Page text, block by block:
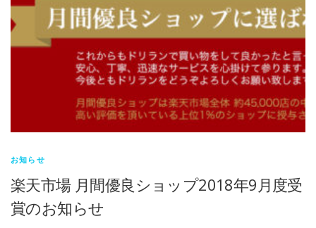
お知らせ
楽天市場 月間優良ショップ2018年9月度受
賞のお知らせ